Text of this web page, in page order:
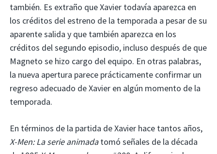
también. Es extraño que Xavier todavía aparezca en
los créditos del estreno de la temporada a pesar de su
aparente salida y que también aparezca en los
créditos del segundo episodio, incluso después de que
Magneto se hizo cargo del equipo. En otras palabras,
la nueva apertura parece prácticamente confirmar un
regreso adecuado de Xavier en algún momento de la
temporada.
En términos de la partida de Xavier hace tantos años,
X-Men: La serie animadatomó señales de la década